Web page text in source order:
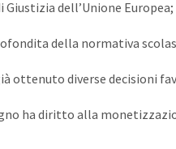
dell’Unione Europea;
della normativa
ottenuto diverse decisioni
ha diritto alla